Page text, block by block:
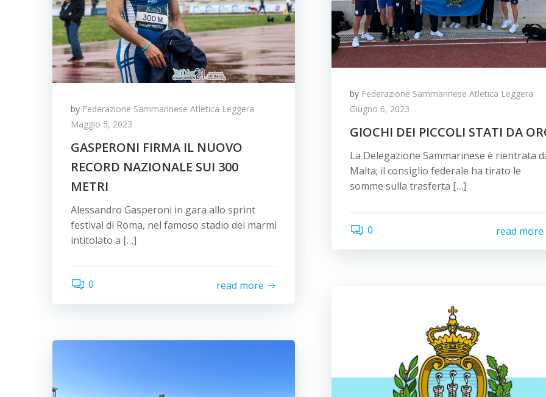
by Federazione Sammarinese Atletica Leggera
Giugno 6, 2023
GIOCHI DEI PICCOLI STATI DA
La Delegazione Sammarinese è rientrata
Malta; il consiglio federale ha tirato le
somme sulla trasferta […]
0 read more
by Federazione Sammarinese Atletica Leggera
Maggio 5, 2023
GASPERONI FIRMA IL NUOVO
RECORD NAZIONALE SUI 300
METRI
Alessandro Gasperoni in gara allo sprint
festival di Roma, nel famoso stadio dei marmi
intitolato a […]
0 read more